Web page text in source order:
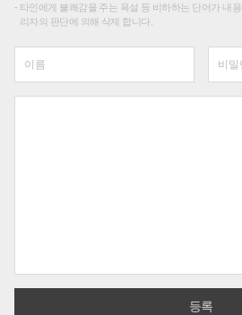
타인에게 불쾌감을 주는 욕설 등 비하하는 단어가 내
리자의 판단에 의해 삭제 합니다.